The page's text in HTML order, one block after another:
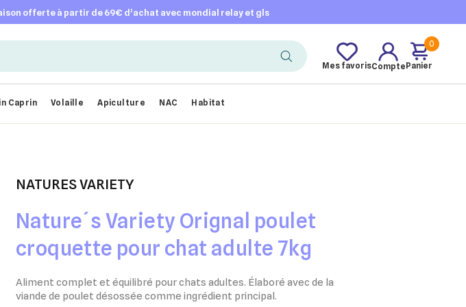
offerte à partir de 69€ d’achat avec mondial relay et gls
Mes favorisCompte
0
Panier
Caprin Volaille Apiculture NAC Habitat
NATURES VARIETY
Nature´s Variety Orignal poulet
croquette pour chat adulte 7kg
Aliment complet et équilibré pour chats adultes. Élaboré avec de la
viande de poulet désossée comme ingrédient principal.